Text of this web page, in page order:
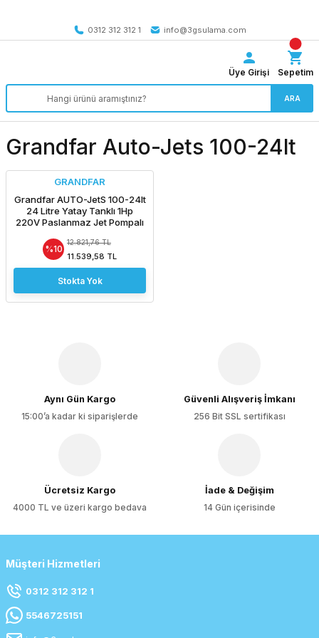
0312 312 312 1
info@3gsulama.com
ARA
Üye Girişi Sepetim
Grandfar Auto-Jets 100-24lt
GRANDFAR
Grandfar AUTO-JetS 100-24lt
24 Litre Yatay Tanklı 1Hp
220V Paslanmaz Jet Pompalı
%10
12.821,76 TL
11.539,58 TL
Stokta Yok
Aynı Gün Kargo
15:00’a kadar ki siparişlerde
Güvenli Alışveriş İmkanı
256 Bit SSL sertifikası
Ücretsiz Kargo
4000 TL ve üzeri kargo bedava
İade & Değişim
14 Gün içerisinde
Müşteri Hizmetleri
0312 312 312 1
5546725151